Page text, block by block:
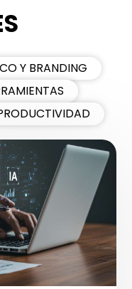
Y BRANDING